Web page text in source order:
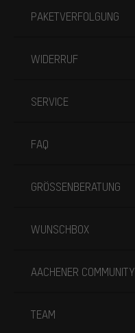
PAKETVERFOLGUNG
WIDERRUF
SERVICE
FAQ
GRÖSSENBERATUNG
WUNSCHBOX
AACHENER COMMUNITY
TEAM